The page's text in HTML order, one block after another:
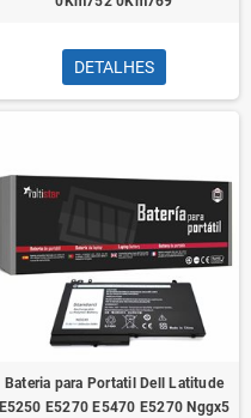
DETALHES
Bateria para Portatil Dell Latitude
E5250 E5270 E5470 E5270 Nggx5